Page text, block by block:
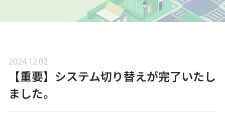
2024.12.02
【重要】システム切り替えが完了いたし
ました。